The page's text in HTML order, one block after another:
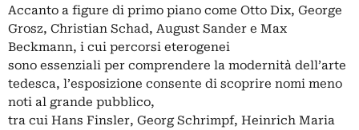
Accanto a figure di primo piano come Otto Dix, George
Grosz, Christian Schad, August Sander e Max
Beckmann, i cui percorsi eterogenei
sono essenziali per comprendere la modernità dell’arte
tedesca, l’esposizione consente di scoprire nomi meno
noti al grande pubblico,
tra cui Hans Finsler, Georg Schrimpf, Heinrich Maria